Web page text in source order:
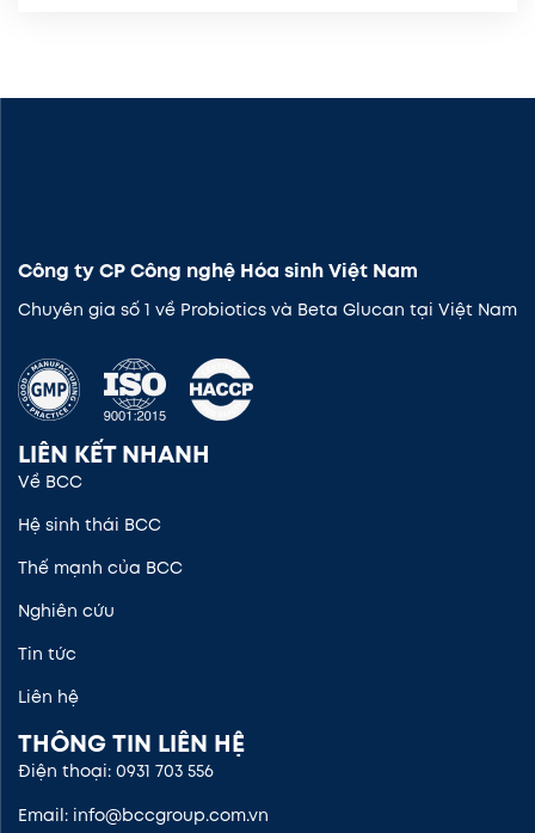
Công ty CP Công nghệ Hóa sinh Việt Nam
Chuyên gia số 1 về Probiotics và Beta Glucan tại Việt Nam
LIÊN KẾT NHANH
Về BCC
Hệ sinh thái BCC
Thế mạnh của BCC
Nghiên cứu
Tin tức
Liên hệ
THÔNG TIN LIÊN HỆ
Điện thoại: 0931 703 556
Email: info@bccgroup.com.vn